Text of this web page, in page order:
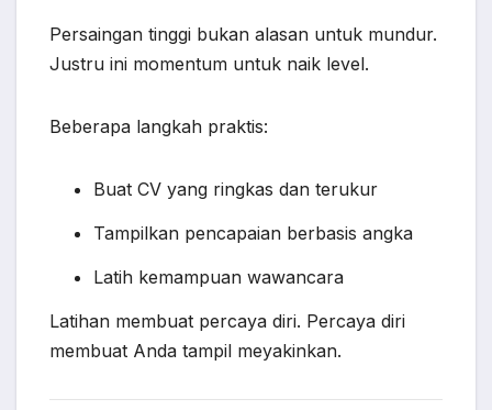
Persaingan tinggi bukan alasan untuk mundur.
Justru ini momentum untuk naik level.
Beberapa langkah praktis:
Buat CV yang ringkas dan terukur
Tampilkan pencapaian berbasis angka
Latih kemampuan wawancara
Latihan membuat percaya diri. Percaya diri
membuat Anda tampil meyakinkan.